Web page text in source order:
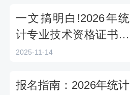
一文搞明白!2026年统
计专业技术资格证书报
考条件
2025-11-14
报名指南：2026年统计